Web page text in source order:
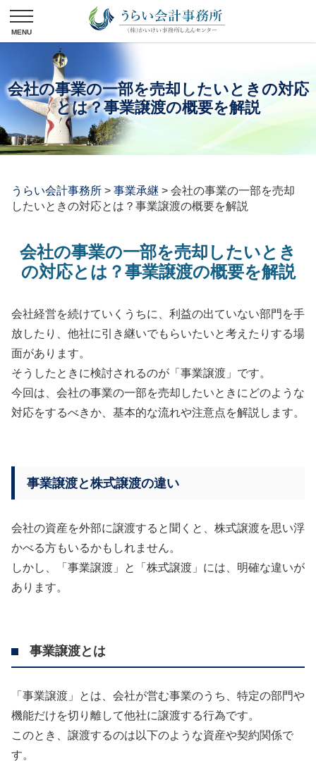
会社の事業の一部を売却したいときの対応
とは？事業譲渡の概要を解説
うらい会計事務所 > 事業承継 > 会社の事業の一部を売却
したいときの対応とは？事業譲渡の概要を解説
会社の事業の一部を売却したいとき
の対応とは？事業譲渡の概要を解説
会社経営を続けていくうちに、利益の出ていない部門を手
放したり、他社に引き継いでもらいたいと考えたりする場
面があります。
そうしたときに検討されるのが「事業譲渡」です。
今回は、会社の事業の一部を売却したいときにどのような
対応をするべきか、基本的な流れや注意点を解説します。
事業譲渡と株式譲渡の違い
会社の資産を外部に譲渡すると聞くと、株式譲渡を思い浮
かべる方もいるかもしれません。
しかし、「事業譲渡」と「株式譲渡」には、明確な違いが
あります。
事業譲渡とは
「事業譲渡」とは、会社が営む事業のうち、特定の部門や
機能だけを切り離して他社に譲渡する行為です。
このとき、譲渡するのは以下のような資産や契約関係で
す。